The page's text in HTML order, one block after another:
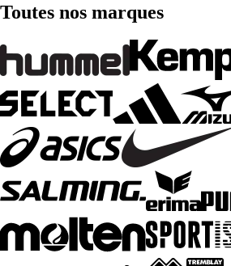
Toutes nos marques